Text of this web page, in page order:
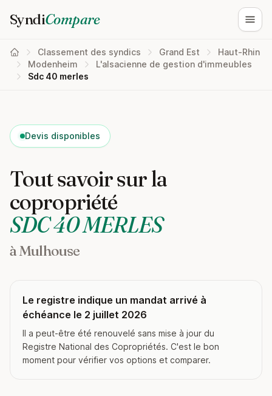
SyndiCompare
Classement des syndics Grand Est
Haut-Rhin
Modenheim
L'alsacienne de gestion d'immeubles
Sdc 40 merles
Devis disponibles
Tout savoir sur la
copropriété
SDC 40 MERLES
à Mulhouse
Le registre indique un mandat arrivé à
échéance le 2 juillet 2026
Il a peut-être été renouvelé sans mise à jour du
Registre National des Copropriétés. C'est le bon
moment pour vérifier vos options et comparer.